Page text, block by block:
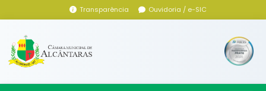
Transparência Ouvidoria / e-SIC